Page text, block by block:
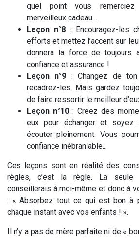
quel point vous
merveilleux cadeau….
Leçon n°8: Encouragez-les
efforts et mettez l’accent sur
donnera la force de toujours
confiance et assurance !
Leçon n°9 : Changez de
recadrez-les. Mais gardez
de faire ressortir le meilleur
Leçon n°10 : Créez des
eux pour échanger et soyez
écouter pleinement. Vous
confiance inébranlable...
Ces leçons sont en réalité des
règles, c’est la règle. La
conseillerais à moi-même et donc à
: « Absorbez tout ce qui est bon à
chaque instant avec vos enfants ! ».
Il n’y a pas de mère parfaite ni de «